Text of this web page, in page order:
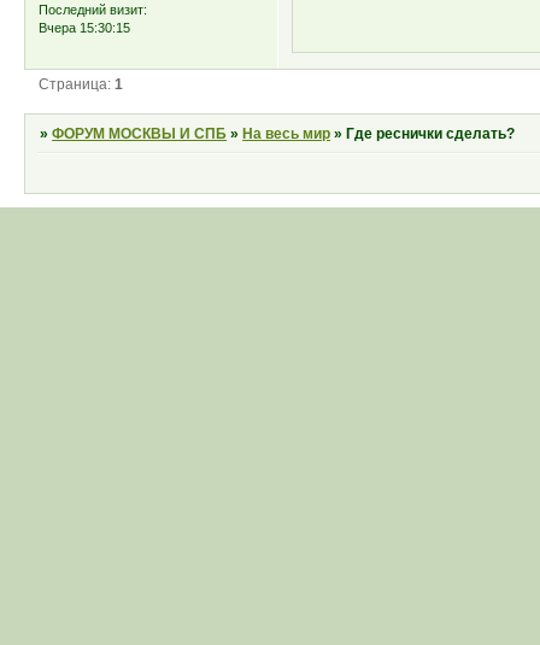
Последний визит:
Вчера 15:30:15
Страница:1
»ФОРУМ МОСКВЫ И СПБ » На весь мир » Где реснички сделать?